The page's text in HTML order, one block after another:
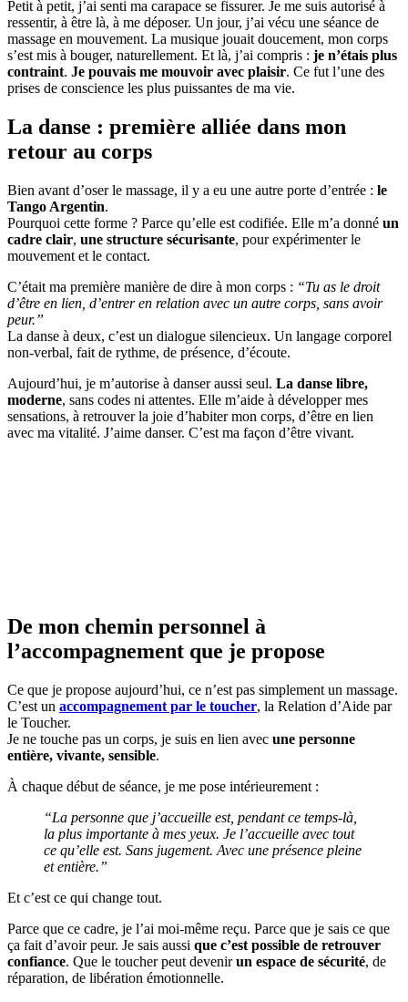
Petit à petit, j’ai senti ma carapace se fissurer. Je me suis autorisé à
ressentir, à être là, à me déposer. Un jour, j’ai vécu une séance de
massage en mouvement. La musique jouait doucement, mon corps
s’est mis à bouger, naturellement. Et là, j’ai compris : je n’étais plus
contraint. Je pouvais me mouvoir avec plaisir. Ce fut l’une des
prises de conscience les plus puissantes de ma vie.
La danse : première alliée dans mon
retour au corps
Bien avant d’oser le massage, il y a eu une autre porte d’entrée : le
Tango Argentin.
Pourquoi cette forme ? Parce qu’elle est codifiée. Elle m’a donné un
cadre clair, une structure sécurisante, pour expérimenter le
mouvement et le contact.
C’était ma première manière de dire à mon corps : “Tu as le droit
d’être en lien, d’entrer en relation avec un autre corps, sans avoir
peur.”
La danse à deux, c’est un dialogue silencieux. Un langage corporel
non-verbal, fait de rythme, de présence, d’écoute.
Aujourd’hui, je m’autorise à danser aussi seul. La danse libre,
moderne, sans codes ni attentes. Elle m’aide à développer mes
sensations, à retrouver la joie d’habiter mon corps, d’être en lien
avec ma vitalité. J’aime danser. C’est ma façon d’être vivant.
De mon chemin personnel à
l’accompagnement que je propose
Ce que je propose aujourd’hui, ce n’est pas simplement un massage.
C’est un accompagnement par le toucher, la Relation d’Aide par
le Toucher.
Je ne touche pas un corps, je suis en lien avec une personne
entière, vivante, sensible.
À chaque début de séance, je me pose intérieurement :
“La personne que j’accueille est, pendant ce temps-là,
la plus importante à mes yeux. Je l’accueille avec tout
ce qu’elle est. Sans jugement. Avec une présence pleine
et entière.”
Et c’est ce qui change tout.
Parce que ce cadre, je l’ai moi-même reçu. Parce que je sais ce que
ça fait d’avoir peur. Je sais aussi que c’est possible de retrouver
confiance. Que le toucher peut devenirun espace de sécurité, de
réparation, de libération émotionnelle.